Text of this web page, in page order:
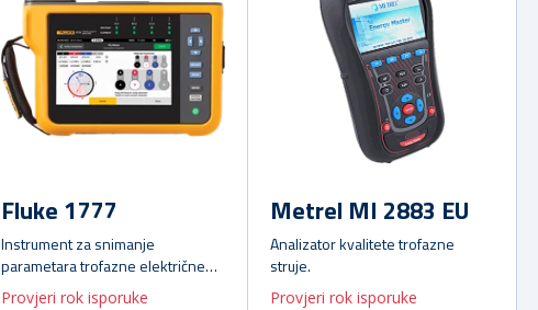
Fluke 1777
Instrument za snimanje
parametara trofazne električne
energije i alat za otkrivanje
Provjeri rok isporuke
Metrel MI 2883 EU
Analizator kvalitete trofazne
struje.
Provjeri rok isporuke